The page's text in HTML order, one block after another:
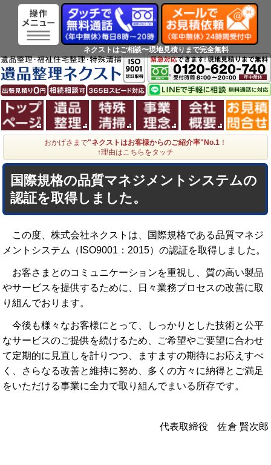
ホーム 遺品整理 特殊清掃 事業理念 会社概
おかげさまで"ネクストはお客様からのご紹介率"No.1 ！
↑理由はこちらをタッチ
国際規格の品質マネジメントシステムの
認証を取得しました。
この度、株式会社ネクストは、国際規格である品質マネジ
メントシステム（ISO9001：2015）の認証を取得しました。
お客さまとのコミュニケーションを重視し、質の高い製品
やサービスを提供するために、日々業務プロセスの改善に取
り組んでおります。
今後も様々なお客様にとって、しっかりとした技術と公平
なサービスのご提供を続けるため、ご希望やご要望に合わせ
て定期的に見直しを計りつつ、ますますの期待にお応えすべ
く、さらなる改善と維持に努め、多くの方々に納得とご満足
をいただける事業に全力で取り組んでまいる所存です。
代表取締役 佐倉 賢次郎
ネクストはご相談〜現地見積りまで完全無料